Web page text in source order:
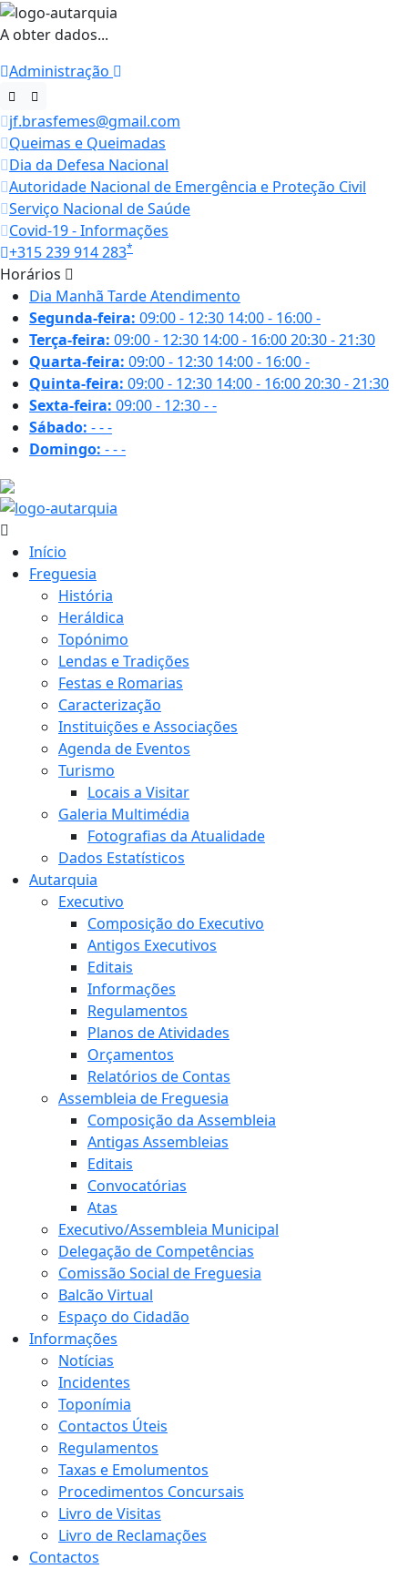
A obter dados...
Administração
jf.brasfemes@gmail.com
Queimas e Queimadas
Dia da Defesa Nacional
Autoridade Nacional de Emergência e Proteção Civil
Serviço Nacional de Saúde
Covid-19 - Informações
+315 239 914 283*
Horários
Dia Manhã TardeAtendimento
Segunda-feira: 09:00 - 12:30 14:00 - 16:00-
Terça-feira: 09:00 - 12:30 14:00 - 16:0020:30 - 21:30
Quarta-feira: 09:00 - 12:30 14:00 - 16:00-
Quinta-feira: 09:00 - 12:30 14:00 - 16:0020:30 - 21:30
Sexta-feira: 09:00 - 12:30--
Sábado: ---
Domingo: ---
Início
Freguesia
História
Heráldica
Topónimo
Lendas e Tradições
Festas e Romarias
Caracterização
Instituições e Associações
Agenda de Eventos
Turismo
Locais a Visitar
Galeria Multimédia
Fotografias da Atualidade
Dados Estatísticos
Autarquia
Executivo
Composição do Executivo
Antigos Executivos
Editais
Informações
Regulamentos
Planos de Atividades
Orçamentos
Relatórios de Contas
Assembleia de Freguesia
Composição da Assembleia
Antigas Assembleias
Editais
Convocatórias
Atas
Executivo/Assembleia Municipal
Delegação de Competências
Comissão Social de Freguesia
Balcão Virtual
Espaço do Cidadão
Informações
Notícias
Incidentes
Toponímia
Contactos Úteis
Regulamentos
Taxas e Emolumentos
Procedimentos Concursais
Livro de Visitas
Livro de Reclamações
Contactos